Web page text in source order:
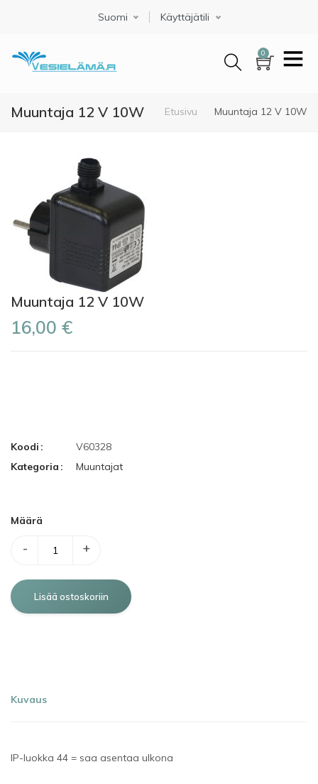
Select your language
Suomi Käyttäjätili
0
Muuntaja 12 V 10W Murupolku
Etusivu Muuntaja 12 V 10W
Muuntaja 12 V 10W
16,00 €
Koodi
V60328
Kategoria
Muuntajat
Määrä
- +
Kuvaus
IP-luokka 44 = saa asentaa ulkona